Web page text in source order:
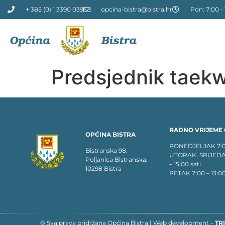
+ 385 (0) 1 3390 039 opcina-bistra@bistra.hr Pon: 7:00 -
Predsjednik
OPĆINA BISTRA
Bistranska 98,
Poljanica Bistranska,
10298 Bistra
RADNO VRIJEME
PONEDJELJAK
UTORAK,
– 15:00 sati
PETAK 7:00 –
© Sva prava pridržana Općina Bistra | Web development –